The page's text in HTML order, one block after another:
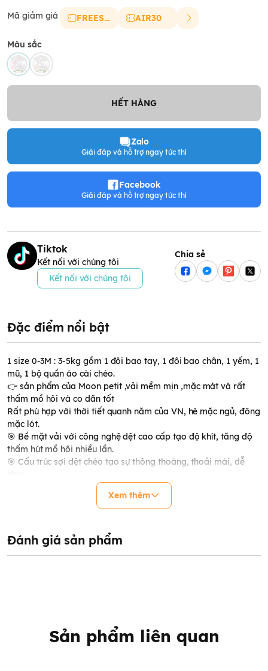
Mã giảm giá FREESHIP AIR30
Màu sắc
HẾT HÀNG
Zalo
Giải đáp và hỗ trợ ngay tức thì
Facebook
Giải đáp và hỗ trợ ngay tức thì
Tiktok
Kết nối với chúng tôi
Kết nối với chúng tôi
Chia sẻ
Đặc điểm nổi bật
1 size 0-3M : 3-5kg gồm 1 đôi bao tay, 1 đôi bao chân, 1 yếm, 1
mũ, 1 bộ quần áo cài chéo.
👉 sản phẩm của Moon petit ,vải mềm mịn ,mặc mát và rất
thấm mồ hôi và co dãn tốt
Rất phù hợp với thời tiết quanh năm của VN, hè mặc ngủ, đông
mặc lót.
🎯 Bề mặt vải với công nghệ dệt cao cấp tạo độ khít, tăng độ
thấm hút mồ hôi nhiều lần.
🎯 Cấu trúc sợi dệt chéo tạo sự thông thoáng, thoải mái, dễ
chịu.
🎯 Vượt trội về độ co giãn và đàn hồi, nhẹ nhàng ôm lấy cơ thể
bé mà không làm bé khó chịu ngay cả khi mặc ôm sát.
🎯 Bề mặt vải bóng mượt cả trong lẫn ngoài.
vẫn mềm mại, mượt mà.
🎯 Chất liệu vải đặc biệt phù hợp với da nhạy cảm của bé mới
Xem thêm
Đánh giá sản phẩm
Sản phẩm liên quan